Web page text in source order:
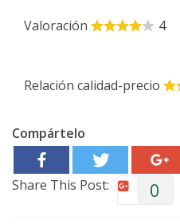
Valoración 4
Relación calidad-precio
Compártelo
Share This Post: 0